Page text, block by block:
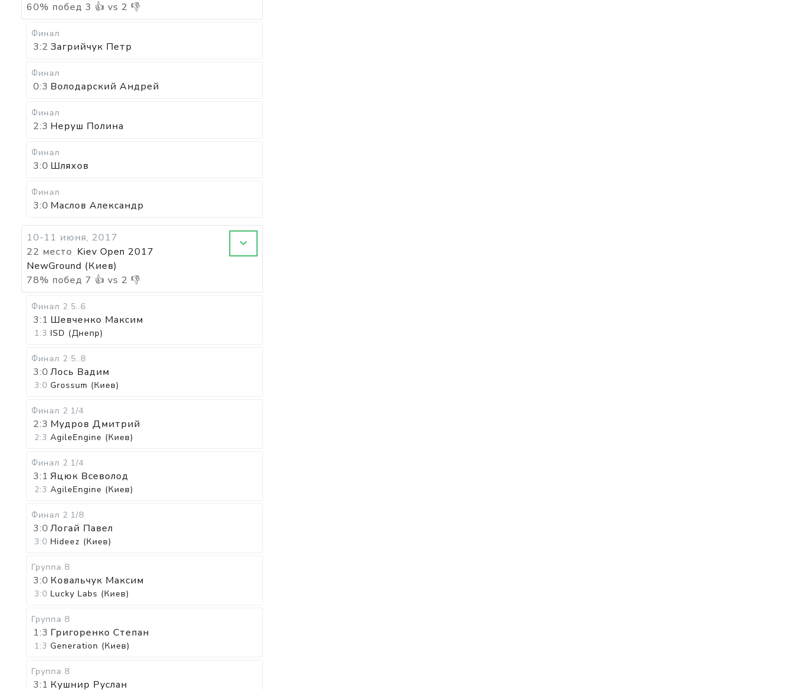
60% побед 3 👍 vs 2 👎
Финал
3:2 Загрийчук Петр
Финал
0:3 Володарский Андрей
Финал
2:3 Неруш Полина
Финал
3:0 Шляхов
Финал
3:0 Маслов Александр
10-11 июня, 2017
22 место Kiev Open 2017
NewGround (Киев)
78% побед 7 👍 vs 2 👎
Финал 2 5..6
3:1 Шевченко Максим
1:3 ISD (Днепр)
Финал 2 5..8
3:0 Лось Вадим
3:0 Grossum (Киев)
Финал 2 1/4
2:3 Мудров Дмитрий
2:3 AgileEngine (Киев)
Финал 2 1/4
3:1 Яцюк Всеволод
2:3 AgileEngine (Киев)
Финал 2 1/8
3:0 Логай Павел
3:0 Hideez (Киев)
Группа 8
3:0 Ковальчук Максим
3:0 Lucky Labs (Киев)
Группа 8
1:3 Григоренко Степан
1:3 Generation (Киев)
Группа 8
3:1 Кушнир Руслан